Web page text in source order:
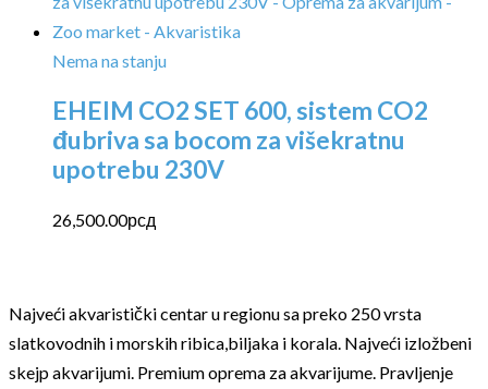
Nema na stanju
EHEIM CO2 SET 600, sistem CO2
đubriva sa bocom za višekratnu
upotrebu 230V
26,500.00рсд
Najveći akvaristički centar u regionu sa preko 250 vrsta
slatkovodnih i morskih ribica,biljaka i korala. Najveći izložbeni
skejp akvarijumi. Premium oprema za akvarijume. Pravljenje